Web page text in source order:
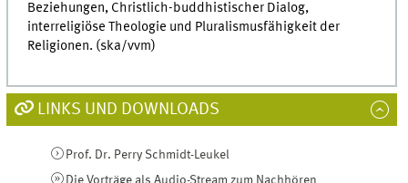
Beziehungen, Christlich-buddhistischer Dialog,
interreligiöse Theologie und Pluralismusfähigkeit der
Religionen. (ska/vvm)
LINKS UND DOWNLOADS
Prof. Dr. Perry Schmidt-Leukel
Die Vorträge als Audio-Stream zum Nachhören